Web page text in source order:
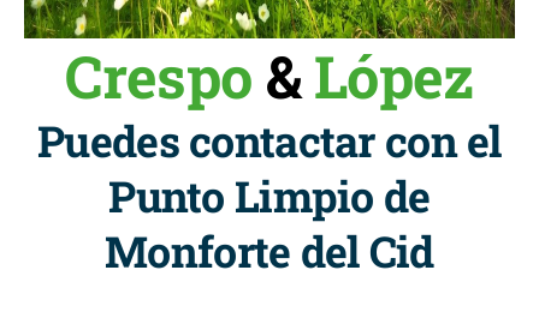
Crespo &López
Puedes contactar con el
Punto Limpio de
Monforte del Cid